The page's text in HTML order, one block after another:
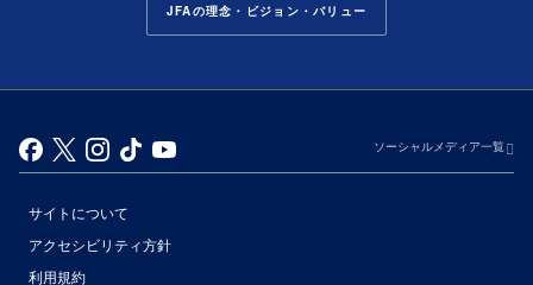
JFAの理念・ビジョン・バリュー
ソーシャルメディア一覧
サイトについて
アクセシビリティ方針
利用規約